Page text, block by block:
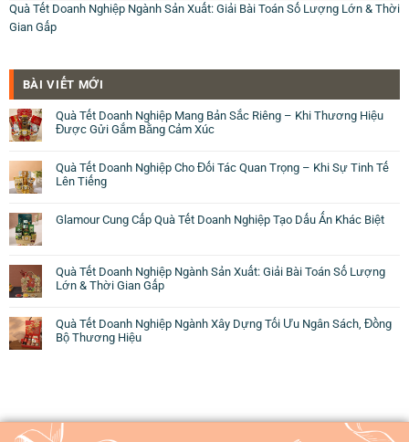
Quà Tết Doanh Nghiệp Ngành Sản Xuất: Giải Bài Toán Số Lượng Lớn & Thời
Gian Gấp
BÀI VIẾT MỚI
Quà Tết Doanh Nghiệp Mang Bản Sắc Riêng – Khi Thương Hiệu
Được Gửi Gắm Bằng Cảm Xúc
Quà Tết Doanh Nghiệp Cho Đối Tác Quan Trọng – Khi Sự Tinh Tế
Lên Tiếng
Glamour Cung Cấp Quà Tết Doanh Nghiệp Tạo Dấu Ấn Khác Biệt
Quà Tết Doanh Nghiệp Ngành Sản Xuất: Giải Bài Toán Số Lượng
Lớn & Thời Gian Gấp
Quà Tết Doanh Nghiệp Ngành Xây Dựng Tối Ưu Ngân Sách, Đồng
Bộ Thương Hiệu